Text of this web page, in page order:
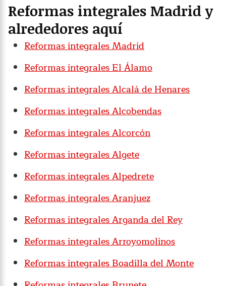
Reformas integrales Madrid y
alrededores aquí
Reformas integrales Madrid
Reformas integrales El Álamo
Reformas integrales Alcalá de Henares
Reformas integrales Alcobendas
Reformas integrales Alcorcón
Reformas integrales Algete
Reformas integrales Alpedrete
Reformas integrales Aranjuez
Reformas integrales Arganda del Rey
Reformas integrales Arroyomolinos
Reformas integrales Boadilla del Monte